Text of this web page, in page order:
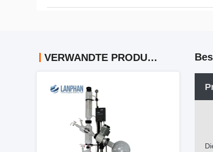
VERWANDTE PRODUKTE